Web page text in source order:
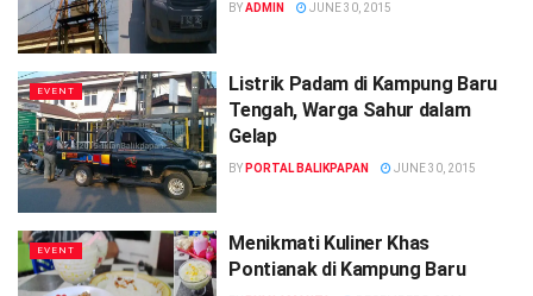
BYADMIN JUNE 30, 2015
EVENT
Listrik Padam di Kampung Baru
Tengah, Warga Sahur dalam
Gelap
BY PORTAL BALIKPAPAN JUNE 30, 2015
EVENT
Menikmati Kuliner Khas
Pontianak di Kampung Baru